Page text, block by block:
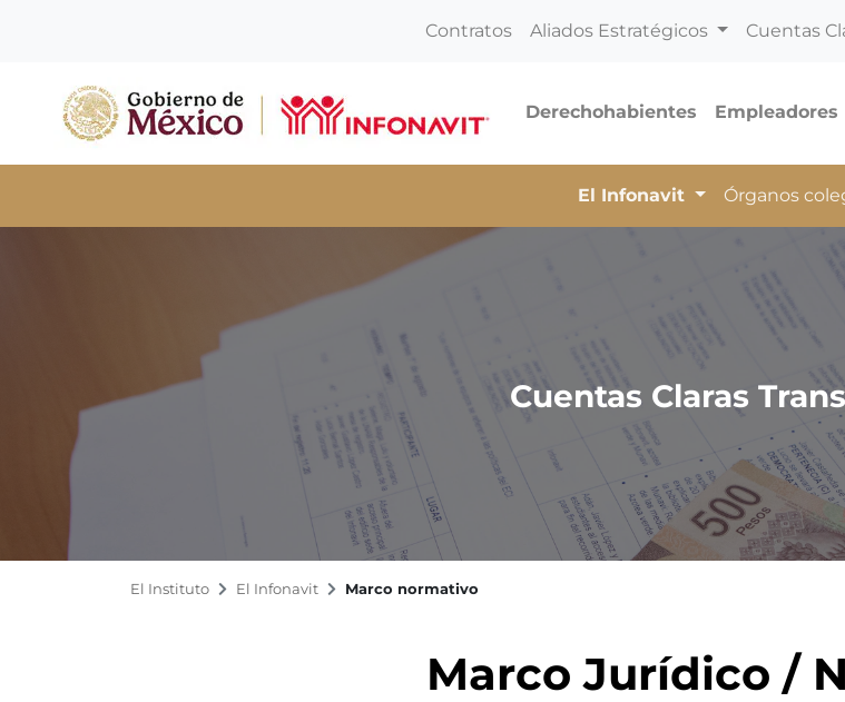
Contratos Aliados Estratégicos Cuentas
Derechohabientes Empleadores
El Infonavit Órganos
Cuentas Claras
El Instituto El Infonavit Marco normativo
Marco Jurídico /